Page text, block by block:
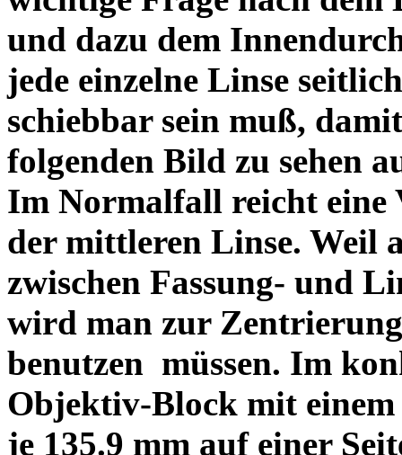
und dazu dem
jede einzelne Linse
schiebbar sein muß,
folgenden Bild zu sehen
Im Normalfall reicht eine
der mittleren Linse. Weil
zwischen Fassung- und
wird man zur
benutzen müssen. Im
Objektiv-Block mit einem
je 135.9 mm auf einer